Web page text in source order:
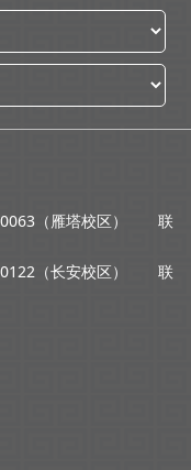
（雁塔校区） 联
（长安校区） 联